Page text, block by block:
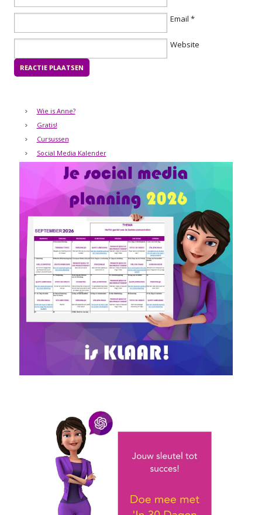
Email *
Website
Wie is Anne?
Gratis!
Cursussen
Social Media Kalender